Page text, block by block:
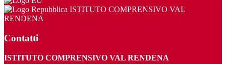
ISTITUTO COMPRENSIVO VAL
RENDENA
Contatti
ISTITUTO COMPRENSIVO VAL RENDENA